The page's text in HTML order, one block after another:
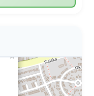
×